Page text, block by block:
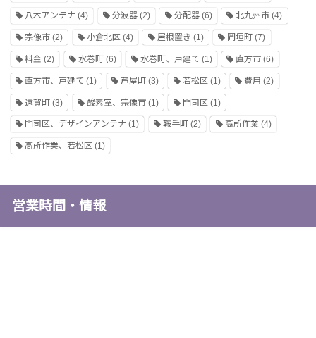
八木アンテナ (4) 分波器(2) 分配器(6) 北九州市 (4)
宗像市 (2) 小倉北区(4) 屋根置き (1) 岡垣町 (7)
料金 (2) 水巻町(6) 水巻町、戸建て (1) 直方市 (6)
直方市、戸建て (1) 芦屋町(3) 若松区 (1) 費用 (2)
遠賀町 (3) 酸素室、宗像市(1) 門司区 (1)
門司区、デザインアンテナ (1) 鞍手町(2) 高所作業(4)
高所作業、若松区 (1)
営業時間・情報